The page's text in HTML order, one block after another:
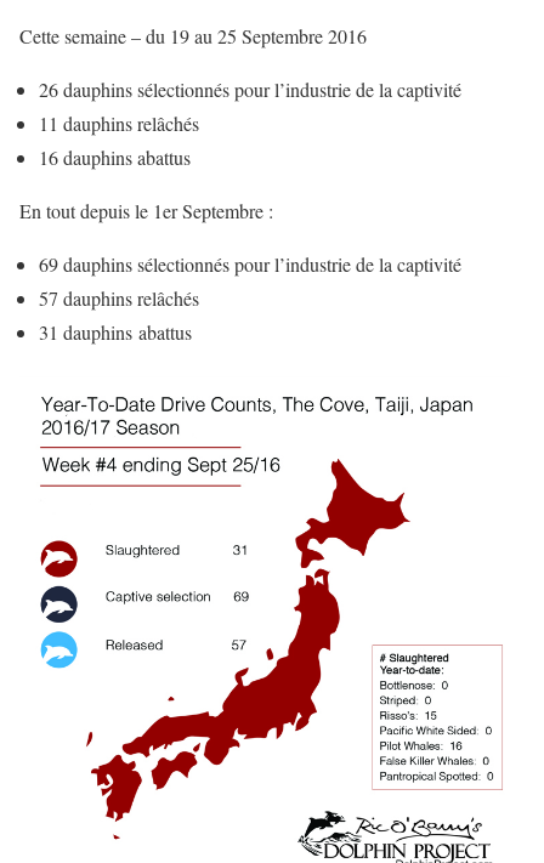
Cette semaine – du 19 au 25 Septembre 2016
26 dauphins sélectionnés pour l’industrie de la captivité
11 dauphins relâchés
16 dauphins abattus
En tout depuis le 1er Septembre :
69 dauphins sélectionnés pour l’industrie de la captivité
57 dauphins relâchés
31 dauphins abattus